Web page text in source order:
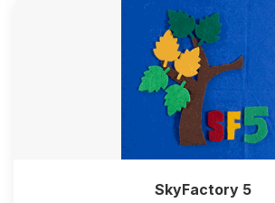
SkyFactory 5